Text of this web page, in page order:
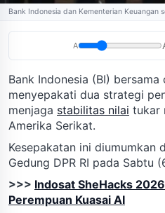
Bank Indonesia dan Kementerian Keuangan
A
Bank Indonesia (BI)
menyepakati dua strategi
menjaga stabilitas nilai tukar
Amerika Serikat.
Kesepakatan ini diumumkan
Gedung DPR RI pada Sabtu
>>> Indosat SheHacks
Perempuan Kuasai AI